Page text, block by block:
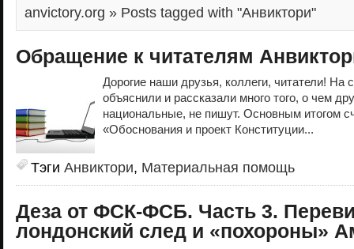
anvictory.org » Posts tagged with "Анвиктори"
Обращение к читателям
Дорогие наши друзья, коллеги, читатели! На
объяснили и рассказали много того, о чем
национальные, не пишут. Основным итогом
«Обоснования и проект Конституции...
Тэги Анвиктори, Материальная помощь
Деза от ФСК-ФСБ. Часть 3.
лондонский след и «похороны»